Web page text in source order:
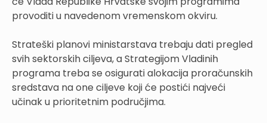
provoditi u navedenom vremenskom okviru.
Strateški planovi ministarstava trebaju dati pregled
svih sektorskih ciljeva, a Strategijom Vladinih
programa treba se osigurati alokacija proračunskih
sredstava na one ciljeve koji će postići najveći
učinak u prioritetnim područjima.